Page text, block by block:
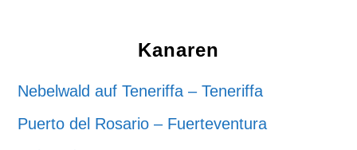
Kanaren
Nebelwald auf Teneriffa – Teneriffa
Puerto del Rosario – Fuerteventura